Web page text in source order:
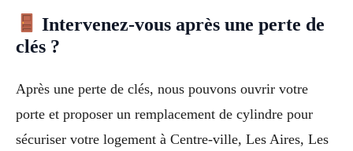
Intervenez-vous après une perte de
clés ?
Après une perte de clés, nous pouvons ouvrir votre
porte et proposer un remplacement de cylindre pour
sécuriser votre logement à Centre-ville, Les Aires, Les